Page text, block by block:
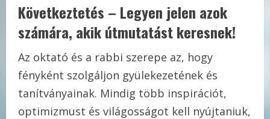
Következtetés – Legyen jelen azok
számára, akik útmutatást keresnek!
Az oktató és a rabbi szerepe az, hogy
fényként szolgáljon gyülekezetének és
tanítványainak. Mindig több inspirációt,
optimizmust és világosságot kell nyújtaniuk,